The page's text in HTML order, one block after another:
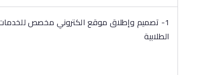
1- تصميم وإطلاق موقع الكتروني مخصص
الطلابية